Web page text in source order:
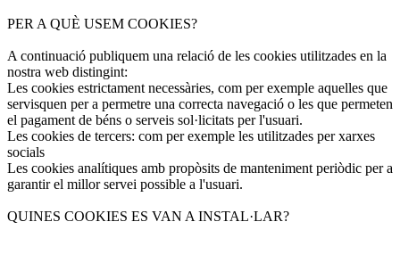
PER A QUÈ USEM COOKIES?
A continuació publiquem una relació de les cookies utilitzades en la
nostra web distingint:
Les cookies estrictament necessàries, com per exemple aquelles que
servisquen per a permetre una correcta navegació o les que permeten
el pagament de béns o serveis sol·licitats per l'usuari.
Les cookies de tercers: com per exemple les utilitzades per xarxes
socials
Les cookies analítiques amb propòsits de manteniment periòdic per a
garantir el millor servei possible a l'usuari.
QUINES COOKIES ES VAN A INSTAL·LAR?